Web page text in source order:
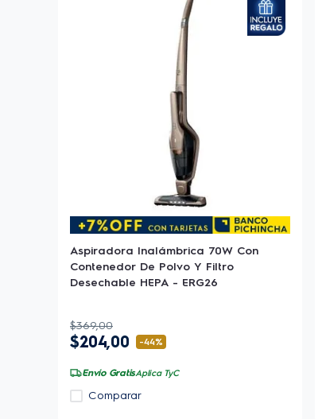
Aspiradora Inalámbrica 70W Con
Contenedor De Polvo Y Filtro
Desechable HEPA - ERG26
$369,00
$204,00 -44%
Envío GratisAplica TyC
Comparar